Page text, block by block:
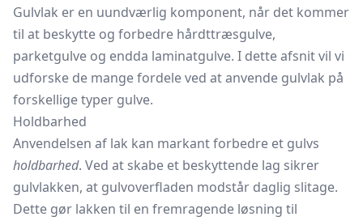
Gulvlak er en uundværlig komponent, når det kommer
til at beskytte og forbedre hårdttræsgulve,
parketgulve og endda laminatgulve. I dette afsnit vil vi
udforske de mange fordele ved at anvende gulvlak på
forskellige typer gulve.
Holdbarhed
Anvendelsen af lak kan markant forbedre et gulvs
holdbarhed. Ved at skabe et beskyttende lag sikrer
gulvlakken, at gulvoverfladen modstår daglig slitage.
Dette gør lakken til en fremragende løsning til